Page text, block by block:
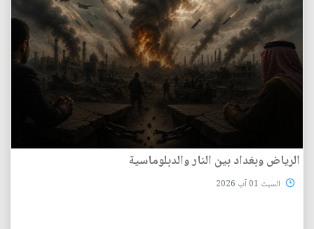
الرياض وبغداد بين النار والدبلوماسية
السبت 01 آب 2026